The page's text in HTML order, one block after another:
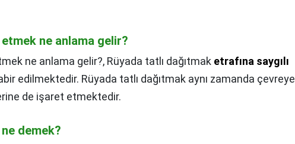
ne anlama gelir?
ne anlama gelir?, Rüyada tatlı dağıtmak etrafına saygılı
edilmektedir. Rüyada tatlı dağıtmak aynı zamanda çevreye
de işaret etmektedir.
demek?